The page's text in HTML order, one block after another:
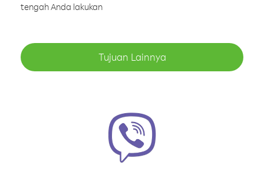
tengah Anda lakukan
Tujuan Lainnya